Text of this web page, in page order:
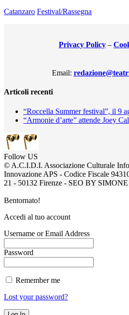
Catanzaro Festival/Rassegna
Privacy Policy –
Email:
Articoli recenti
“Roccella Summer festival”, il 9
“Armonie d’arte” attende Joey
Follow US
© A.C.I.D.I. Associazione Culturale
Innovazione APS - Codice Fiscale
21 - 50132 Firenze - SEO BY
Bentornato!
Accedi al tuo account
Username or Email Address
Password
Remember me
Lost your password?